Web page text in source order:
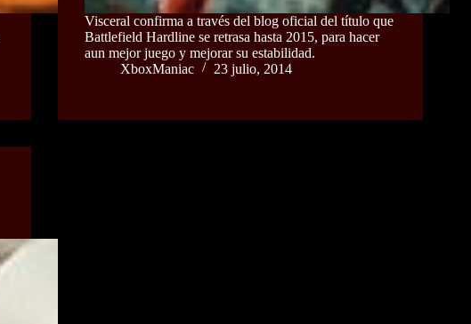
Visceral confirma a través del blog oficial del título que
Battlefield Hardline se retrasa hasta 2015, para hacer
aun mejor juego y mejorar su estabilidad.
XboxManiac
23 julio, 2014